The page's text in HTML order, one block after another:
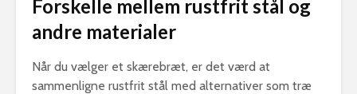
Forskelle mellem rustfrit stål og
andre materialer
Når du vælger et skærebræt, er det værd at
sammenligne rustfrit stål med alternativer som træ